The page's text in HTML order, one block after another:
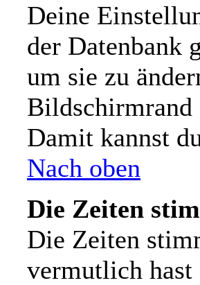
Deine
der Datenbank
um sie zu
Bildschirmrand
Damit kannst
Nach oben
Die Zeiten
Die Zeiten
vermutlich